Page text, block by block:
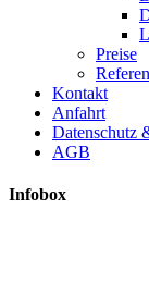
Preise
Kontakt
Anfahrt
Datenschutz
AGB
Infobox